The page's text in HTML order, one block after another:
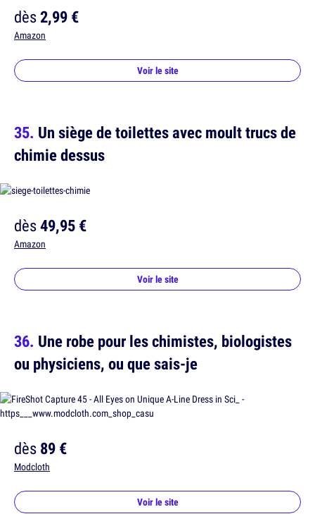
dès2,99 €
Amazon
Voir le site
Un siège de toilettes avec moult trucs de
chimie dessus
dès49,95 €
Amazon
Voir le site
Une robe pour les chimistes, biologistes
ou physiciens, ou que sais-je
dès89 €
Modcloth
Voir le site